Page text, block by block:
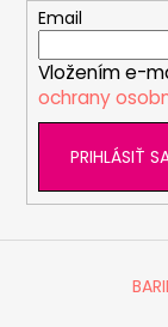
Email
Vložením e-
ochrany
PRIHLÁSIŤ